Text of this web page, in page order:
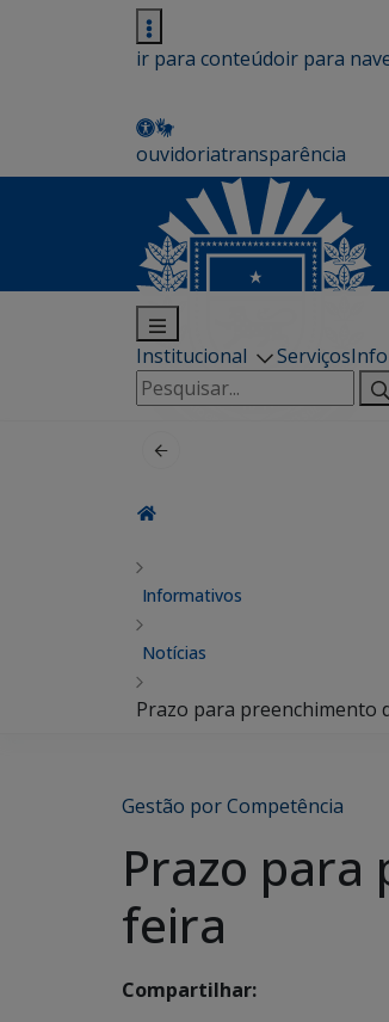
ir para conteúdoir para
ouvidoriatransparência
Institucional Serviços
Pesquisar
por:
Informativos
Notícias
Prazo para preenchimento
Gestão por Competência
Prazo para
feira
Compartilhar: